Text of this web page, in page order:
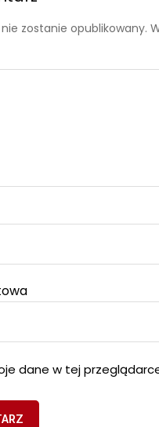
zostanie opublikowany.
dane w tej